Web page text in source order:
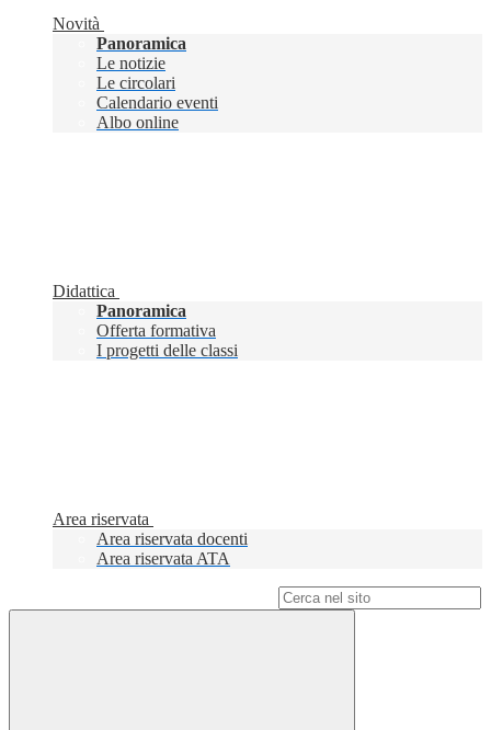
Novità
Panoramica
Le notizie
Le circolari
Calendario eventi
Albo online
Didattica
Panoramica
Offerta formativa
I progetti delle classi
Area riservata
Area riservata docenti
Area riservata ATA